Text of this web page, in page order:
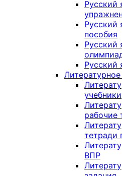
Русский
Русский
пособия
Русский
Русский
учебники
рабочие
тетради
ВПР